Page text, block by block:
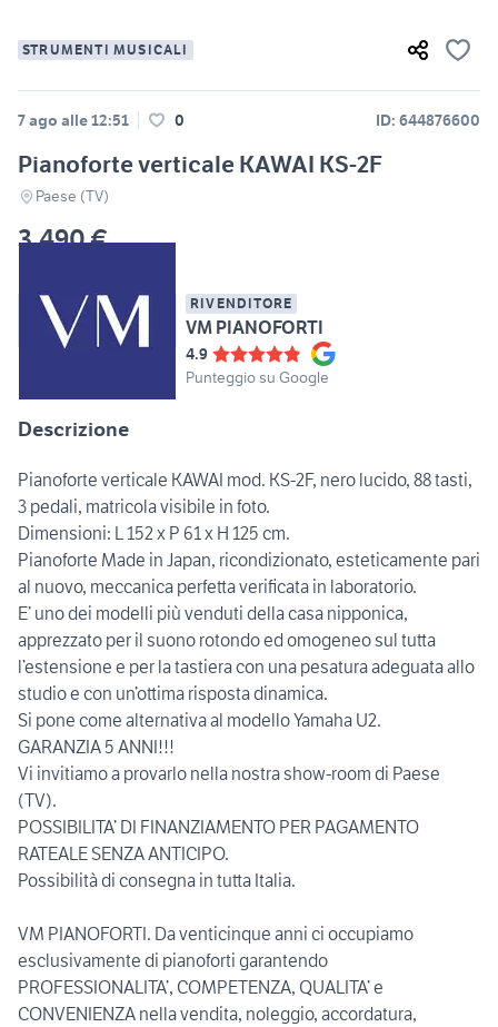
STRUMENTI MUSICALI
7 ago alle 12:51 0 ID: 644876600
Pianoforte verticale KAWAI KS-2F
Paese (TV)
3.490 €
RIVENDITORE
VM PIANOFORTI
4.9
Punteggio su Google
Descrizione
Pianoforte verticale KAWAI mod. KS-2F, nero lucido, 88 tasti,
3 pedali, matricola visibile in foto.
Dimensioni: L 152 x P 61 x H 125 cm.
Pianoforte Made in Japan, ricondizionato, esteticamente pari
al nuovo, meccanica perfetta verificata in laboratorio.
E’ uno dei modelli più venduti della casa nipponica,
apprezzato per il suono rotondo ed omogeneo sul tutta
l’estensione e per la tastiera con una pesatura adeguata allo
studio e con un’ottima risposta dinamica.
Si pone come alternativa al modello Yamaha U2.
GARANZIA 5 ANNI!!!
Vi invitiamo a provarlo nella nostra show-room di Paese
(TV).
POSSIBILITA’ DI FINANZIAMENTO PER PAGAMENTO
RATEALE SENZA ANTICIPO.
Possibilità di consegna in tutta Italia.
VM PIANOFORTI. Da venticinque anni ci occupiamo
esclusivamente di pianoforti garantendo
PROFESSIONALITA’, COMPETENZA, QUALITA’ e
CONVENIENZA nella vendita, noleggio, accordatura,